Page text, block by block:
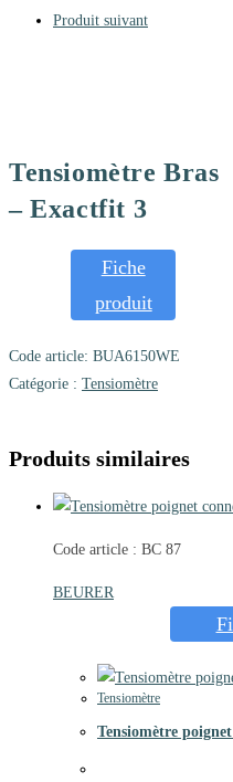
Produit suivant
Tensiomètre Bras
– Exactfit 3
Fiche
produit
Code article: BUA6150WE
Catégorie : Tensiomètre
Produits similaires
Code article : BC 87
BEURER
Tensiomètre
Tensiomètre